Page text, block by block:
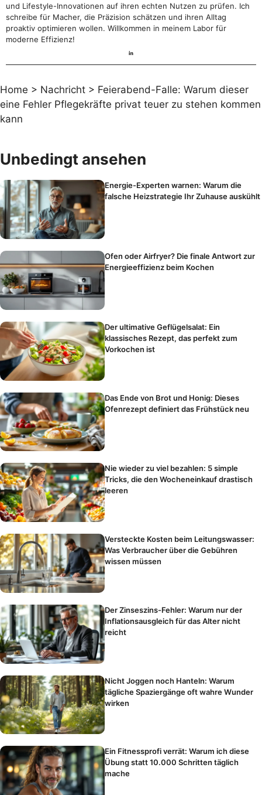
und Lifestyle-Innovationen auf ihren echten Nutzen zu prüfen. Ich
schreibe für Macher, die Präzision schätzen und ihren Alltag
proaktiv optimieren wollen. Willkommen in meinem Labor für
moderne Effizienz!
Home > Nachricht > Feierabend-Falle: Warum dieser
eine Fehler Pflegekräfte privat teuer zu stehen kommen
kann
Unbedingt ansehen
Energie-Experten warnen: Warum die
falsche Heizstrategie Ihr Zuhause auskühlt
Ofen oder Airfryer? Die finale Antwort zur
Energieeffizienz beim Kochen
Der ultimative Geflügelsalat: Ein
klassisches Rezept, das perfekt zum
Vorkochen ist
Das Ende von Brot und Honig: Dieses
Ofenrezept definiert das Frühstück neu
Nie wieder zu viel bezahlen: 5 simple
Tricks, die den Wocheneinkauf drastisch
leeren
Versteckte Kosten beim Leitungswasser:
Was Verbraucher über die Gebühren
wissen müssen
Der Zinseszins-Fehler: Warum nur der
Inflationsausgleich für das Alter nicht
reicht
Nicht Joggen noch Hanteln: Warum
tägliche Spaziergänge oft wahre Wunder
wirken
Ein Fitnessprofi verrät: Warum ich diese
Übung statt 10.000 Schritten täglich
mache